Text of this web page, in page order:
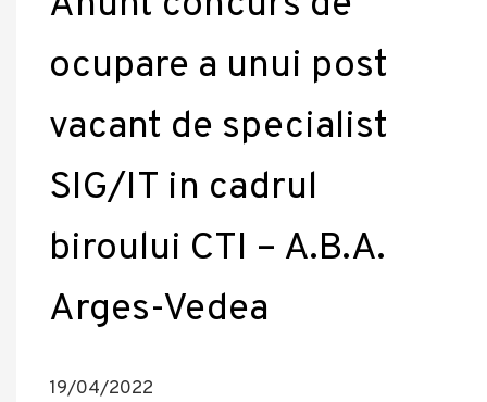
ocupare a unui post
vacant de specialist
SIG/IT in cadrul
biroului CTI – A.B.A.
Arges-Vedea
19/04/2022